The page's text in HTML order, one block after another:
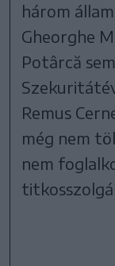
három
Gheorghe
Potârcă
Remus
még nem
nem